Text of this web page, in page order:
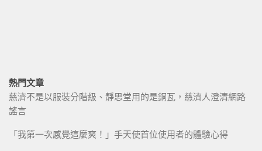
熱門文章
慈濟不是以服裝分階級、靜思堂用的是銅瓦，慈濟人澄清網路
謠言
「我第一次感覺這麼爽！」手天使首位使用者的體驗心得